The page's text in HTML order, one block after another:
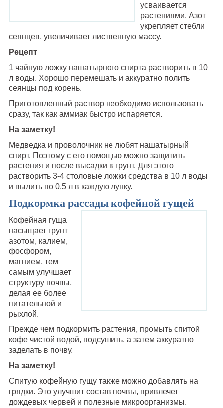
усваивается
растениями. Азот
укрепляет стебли
сеянцев, увеличивает лиственную массу.
Рецепт
1 чайную ложку нашатырного спирта растворить в 10
л воды. Хорошо перемешать и аккуратно полить
сеянцы под корень.
Приготовленный раствор необходимо использовать
сразу, так как аммиак быстро испаряется.
На заметку!
Медведка и проволочник не любят нашатырный
спирт. Поэтому с его помощью можно защитить
растения и после высадки в грунт. Для этого
растворить 3-4 столовые ложки средства в 10 л воды
и вылить по 0,5 л в каждую лунку.
Подкормка рассады кофейной гущей
Кофейная гуща
насыщает грунт
азотом, калием,
фосфором,
магнием, тем
самым улучшает
структуру почвы,
делая ее более
питательной и
рыхлой.
Прежде чем подкормить растения, промыть спитой
кофе чистой водой, подсушить, а затем аккуратно
заделать в почву.
На заметку!
Спитую кофейную гущу также можно добавлять на
грядки. Это улучшит состав почвы, привлечет
дождевых червей и полезные микроорганизмы.